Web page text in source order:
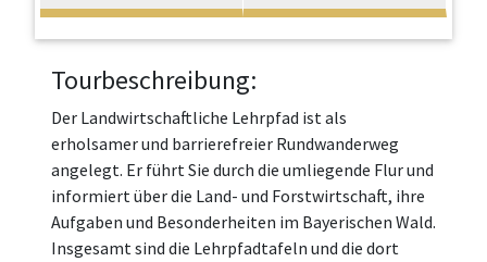
Tourbeschreibung:
Der Landwirtschaftliche Lehrpfad ist als
erholsamer und barrierefreier Rundwanderweg
angelegt. Er führt Sie durch die umliegende Flur und
informiert über die Land- und Forstwirtschaft, ihre
Aufgaben und Besonderheiten im Bayerischen Wald.
Insgesamt sind die Lehrpfadtafeln und die dort